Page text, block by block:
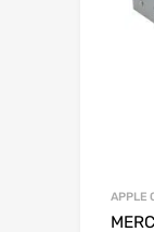
APPLE